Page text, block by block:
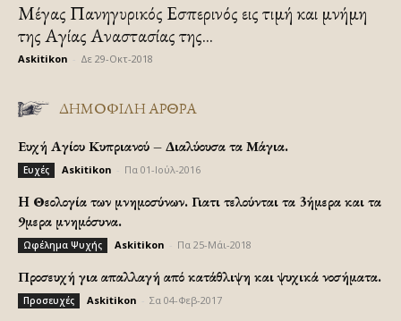
Μέγας Πανηγυρικός Εσπερινός εις τιμή και μνήμη
της Αγίας Αναστασίας της...
Askitikon Δε 29-Οκτ-2018
ΔΗΜΟΦΙΛΗ ΑΡΘΡΑ
Ευχή Αγίου Κυπριανού – Διαλύουσα τα Μάγια.
Ευχές Askitikon Πα 01-Ιούλ-2016
H Θεολογία των μνημοσύνων. Γιατι τελούνται τα 3ήμερα και τα
9μερα μνημόσυνα.
Ωφέλημα Ψυχής Askitikon Πα 25-Μάι-2018
Προσευχή για απαλλαγή από κατάθλιψη και ψυχικά νοσήματα.
Προσευχές Askitikon Σα 04-Φεβ-2017